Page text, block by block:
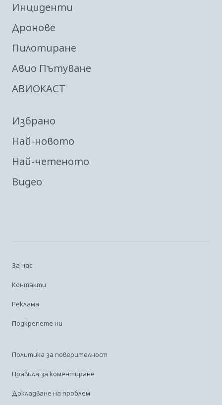
Инциденти
Дронове
Пилотиране
Авио Пътуване
АВИОКАСТ
Избрано
Най-новото
Най-четеното
Видео
За нас
Контакти
Реклама
Подкрепете ни
Политика за поверителност
Правила за коментиране
Докладване на проблем